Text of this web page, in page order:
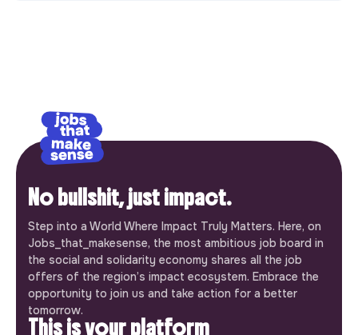
No bullshit, just impact.
Step into a World Where Impact Truly Matters. Here, on
Jobs_that_makesense, the most ambitious job board in
the social and solidarity economy shares all the job
offers of the region’s impact ecosystem. Embrace the
opportunity to join us and take action for a better
tomorrow.
This is your platform